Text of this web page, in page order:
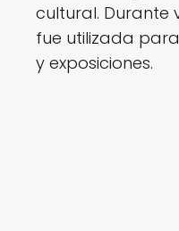
cultural. Durante
fue utilizada
y exposiciones.